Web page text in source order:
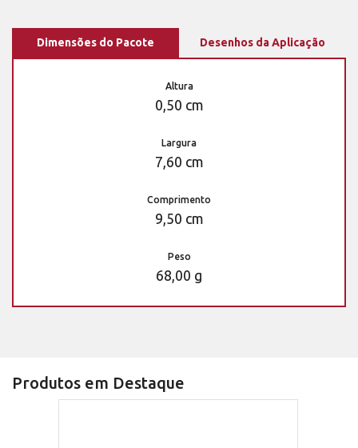
Dimensões do Pacote Desenhos da Aplicação
Altura
0,50 cm
Largura
7,60 cm
Comprimento
9,50 cm
Peso
68,00 g
Produtos em Destaque